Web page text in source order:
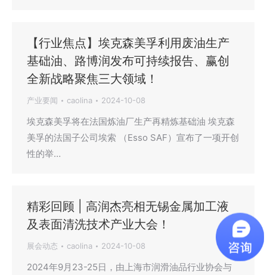
【行业焦点】埃克森美孚利用废油生产
基础油、路博润发布可持续报告、赢创
全新战略聚焦三大领域！
产业要闻 caolina 2024-10-08
埃克森美孚将在法国炼油厂生产再精炼基础油 埃克森
美孚的法国子公司埃索 （Esso SAF）宣布了一项开创
性的举…
精彩回顾 | 高润杰亮相无锡金属加工液
及表面清洗技术产业大会！
展会动态 caolina 2024-10-08
2024年9月23-25日，由上海市润滑油品行业协会与